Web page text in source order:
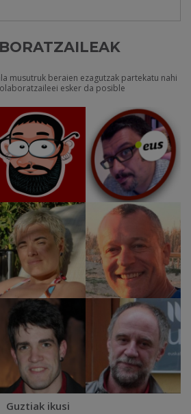
musutruk beraien ezagutzak partekatu nahi
esker da posible
Guztiak ikusi